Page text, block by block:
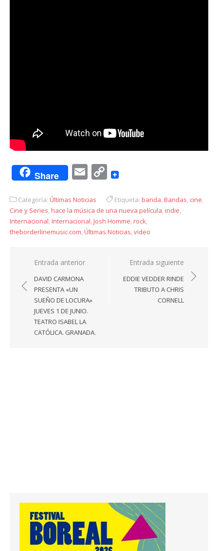
Share EmailCopy
Categoría: Últimas Noticias Etiqueta: banda,Bandas, cine,
Cine y Series,hace la música de una nueva película,indie,
Internacional,Internacional,Josh Homme,rock,
theborderlinemusic.com,Últimas Noticias,video
Navegación
entradas
Entrada anterior
DAVID CARMONA
PRESENTA «UN
SUEÑO DE LOCURA»
JUEVES 1 DE JUNIO.
TEATRO ISABEL LA
CATÓLICA. GRANADA.
Entrada siguiente
EDDIE VEDDER RINDE
TRIBUTO A CHRIS
CORNELL